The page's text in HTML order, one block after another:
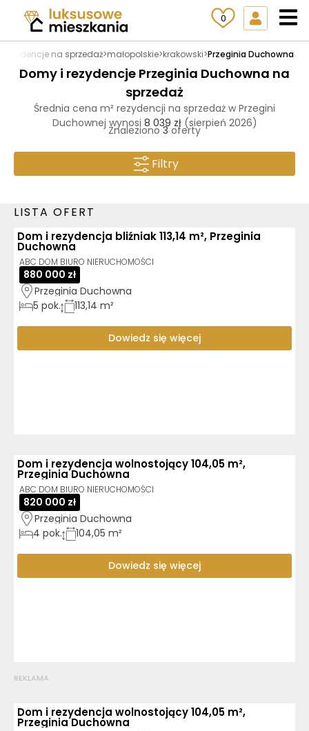
0
rezydencje na sprzedaż>małopolskie>krakowski>Przeginia Duchowna
Domy i rezydencje Przeginia Duchowna na
sprzedaż
Średnia cena m² rezydencji na sprzedaż w Przegini
Duchownej wynosi 8 039 zł (sierpień 2026)
Znaleziono3oferty
Filtry
LISTA OFERT
Dom i rezydencja bliźniak 113,14 m², Przeginia
Duchowna
ABC DOM BIURO NIERUCHOMOŚCI
880 000 zł
Przeginia Duchowna
5 pok. 113,14 m²
Dowiedz się więcej
Dom i rezydencja wolnostojący 104,05 m²,
Przeginia Duchowna
ABC DOM BIURO NIERUCHOMOŚCI
820 000 zł
Przeginia Duchowna
4 pok. 104,05 m²
Dowiedz się więcej
REKLAMA
Dom i rezydencja wolnostojący 104,05 m²,
Przeginia Duchowna